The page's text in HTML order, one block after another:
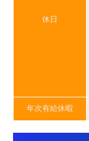
休日
年次有給休暇